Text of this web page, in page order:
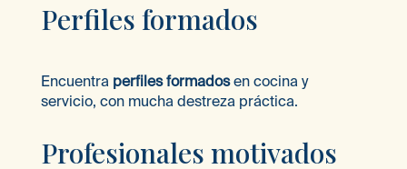
Perfiles formados
Encuentra perfiles formadosen cocina y
servicio, con mucha destreza práctica.
Profesionales motivados